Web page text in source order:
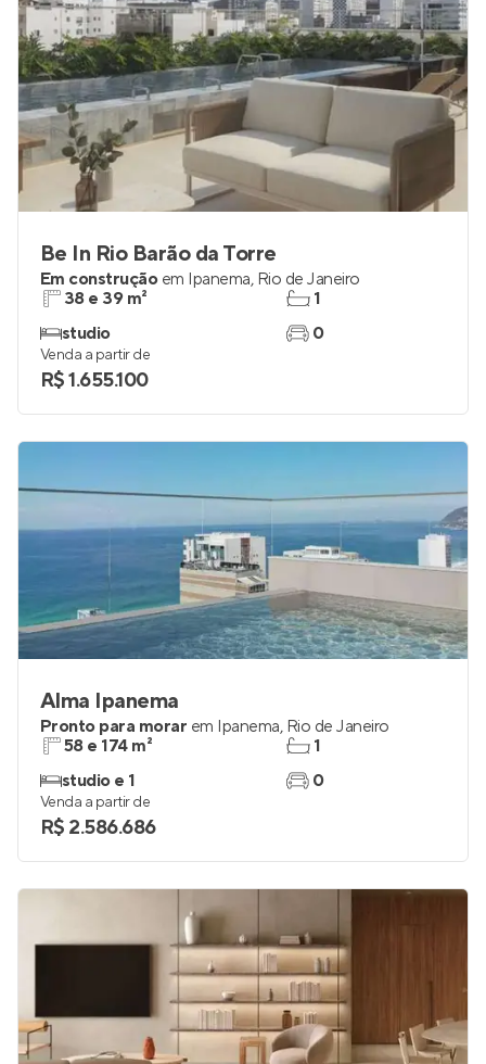
Be In Rio Barão da Torre
Em construção em Ipanema, Rio de Janeiro
38 e 39 m²
studio
1
0
Venda a partir de
R$ 1.655.100
Alma Ipanema
Pronto para morar em Ipanema, Rio de Janeiro
58 e 174 m²
studio e 1
1
0
Venda a partir de
R$ 2.586.686